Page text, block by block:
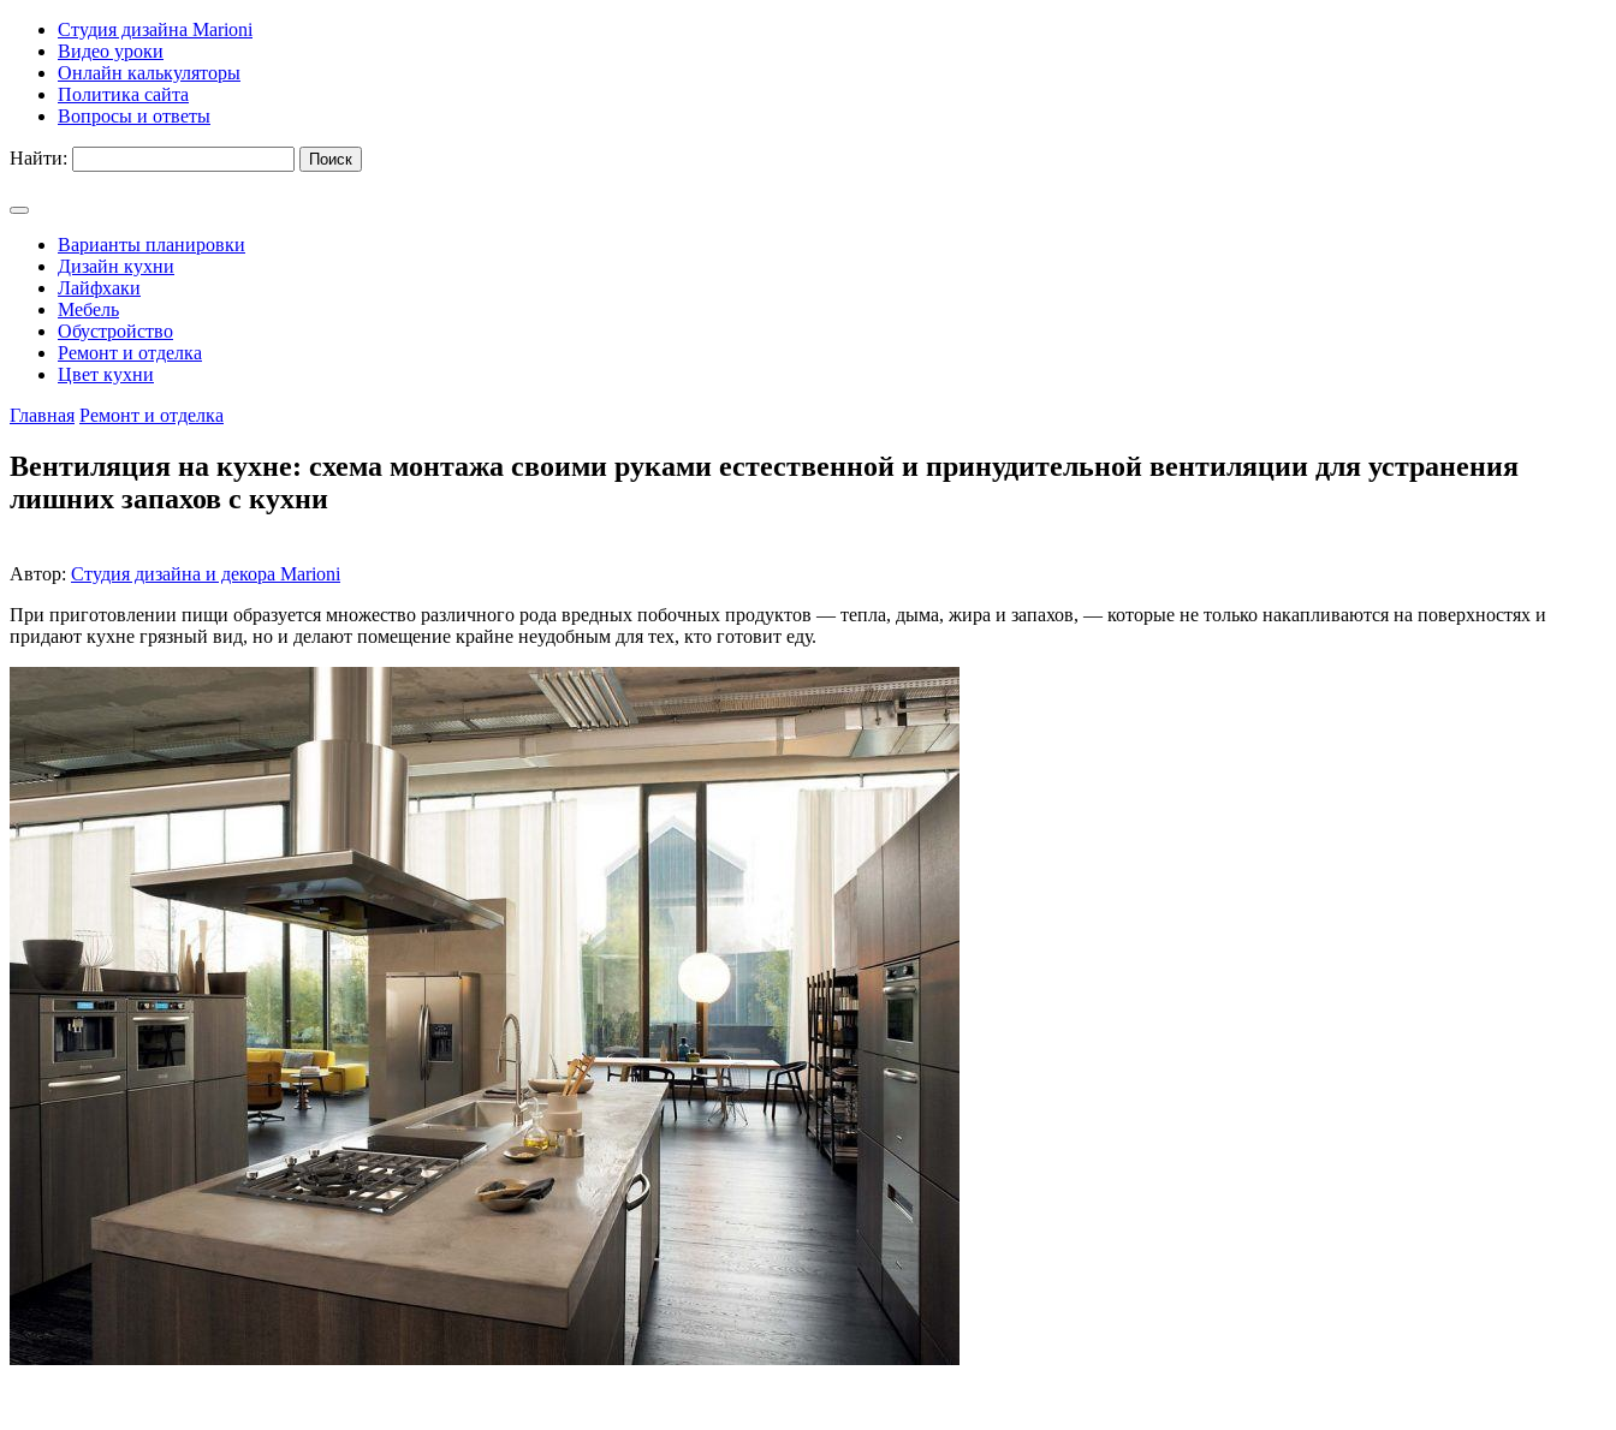
Студия дизайна Marioni
Видео уроки
Онлайн калькуляторы
Политика сайта
Вопросы и ответы
Найти:
Варианты планировки
Дизайн кухни
Лайфхаки
Мебель
Обустройство
Ремонт и отделка
Цвет кухни
Главная Ремонт и отделка
Вентиляция на кухне: схема монтажа своими руками естественной и принудительной вентиляции для устранения
лишних запахов с кухни
Автор: Студия дизайна и декора Marioni
При приготовлении пищи образуется множество различного рода вредных побочных продуктов — тепла, дыма, жира и запахов, — которые не только накапливаются на поверхностях и
придают кухне грязный вид, но и делают помещение крайне неудобным для тех, кто готовит еду.